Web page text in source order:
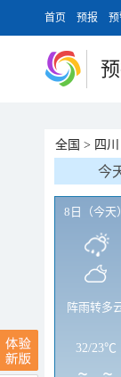
首页 预报
全国 > 四川
今
8日（今天）
阵雨转多
32/23℃